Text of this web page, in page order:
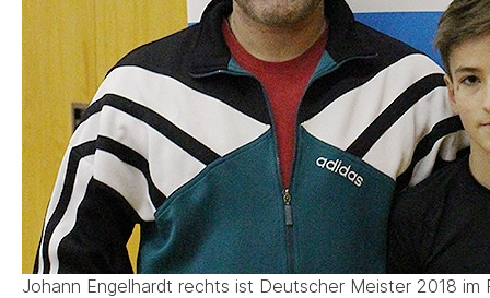
Johann Engelhardt rechts ist Deutscher Meister 2018 im